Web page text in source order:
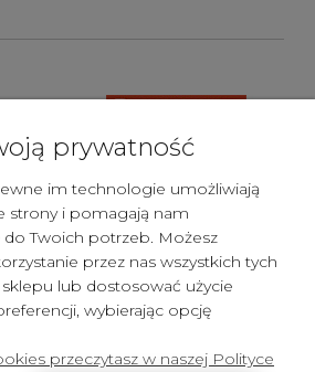
prywatność
im technologie umożliwiają
strony i pomagają nam
Twoich potrzeb. Możesz
przez nas wszystkich tych
lub dostosować użycie
wybierając opcję
przeczytasz w naszej Polityce